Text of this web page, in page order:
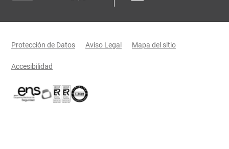
Menú legal
Protección de Datos Aviso Legal Mapa del sitio
Accesibilidad